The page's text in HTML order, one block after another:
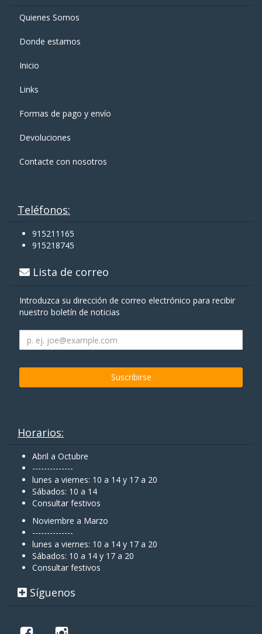
Quienes Somos
Donde estamos
Inicio
Links
Formas de pago y enví­o
Devoluciones
Contacte con nosotros
Teléfonos:
915211165
915218745
Lista de correo
Introduzca su dirección de correo electrónico para recibir
nuestro boletín de noticias
Horarios:
Abril a Octubre
--------------
lunes a viernes: 10 a 14 y 17 a 20
Sábados: 10 a 14
Consultar festivos
Noviembre a Marzo
--------------
lunes a viernes: 10 a 14 y 17 a 20
Sábados: 10 a 14 y 17 a 20
Consultar festivos
Síguenos